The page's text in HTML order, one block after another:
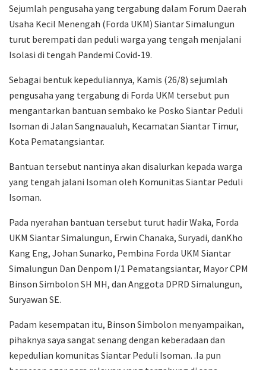
Sejumlah pengusaha yang tergabung dalam Forum Daerah
Usaha Kecil Menengah (Forda UKM) Siantar Simalungun
turut berempati dan peduli warga yang tengah menjalani
Isolasi di tengah Pandemi Covid-19.
Sebagai bentuk kepeduliannya, Kamis (26/8) sejumlah
pengusaha yang tergabung di Forda UKM tersebut pun
mengantarkan bantuan sembako ke Posko Siantar Peduli
Isoman di Jalan Sangnaualuh, Kecamatan Siantar Timur,
Kota Pematangsiantar.
Bantuan tersebut nantinya akan disalurkan kepada warga
yang tengah jalani Isoman oleh Komunitas Siantar Peduli
Isoman.
Pada nyerahan bantuan tersebut turut hadir Waka, Forda
UKM Siantar Simalungun, Erwin Chanaka, Suryadi, danKho
Kang Eng, Johan Sunarko, Pembina Forda UKM Siantar
Simalungun Dan Denpom I/1 Pematangsiantar, Mayor CPM
Binson Simbolon SH MH, dan Anggota DPRD Simalungun,
Suryawan SE.
Padam kesempatan itu, Binson Simbolon menyampaikan,
pihaknya saya sangat senang dengan keberadaan dan
kepedulian komunitas Siantar Peduli Isoman. .Ia pun